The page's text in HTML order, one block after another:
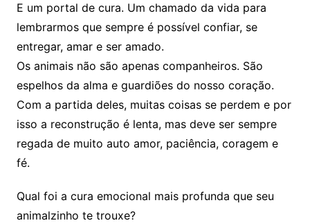
E um portal de cura. Um chamado da vida para
lembrarmos que sempre é possível confiar, se
entregar, amar e ser amado.
Os animais não são apenas companheiros. São
espelhos da alma e guardiões do nosso coração.
Com a partida deles, muitas coisas se perdem e por
isso a reconstrução é lenta, mas deve ser sempre
regada de muito auto amor, paciência, coragem e
fé.
Qual foi a cura emocional mais profunda que seu
animalzinho te trouxe?